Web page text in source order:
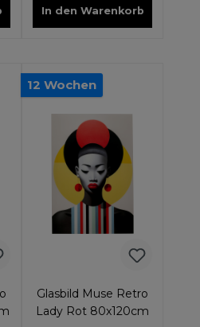
In den Warenkorb
12 Wochen
Glasbild Muse Retro
Lady Rot 80x120cm